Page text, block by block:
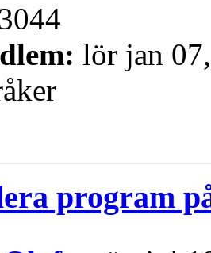
lör jan
program